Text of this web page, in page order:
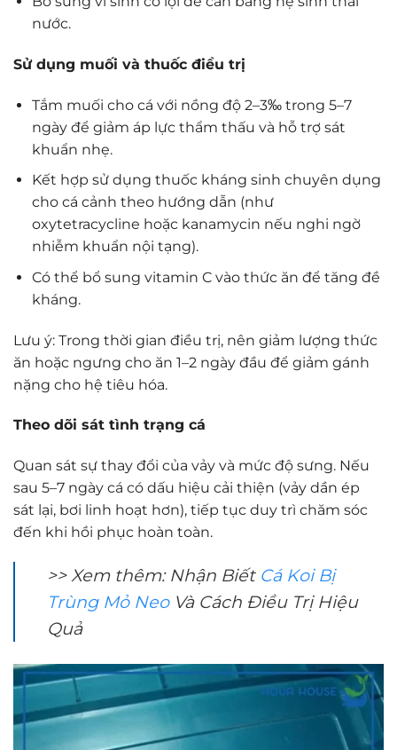
nước.
Sử dụng muối và thuốc điều trị
Tắm muối cho cá với nồng độ 2–3‰ trong 5–7
ngày để giảm áp lực thẩm thấu và hỗ trợ sát
khuẩn nhẹ.
Kết hợp sử dụng thuốc kháng sinh chuyên dụng
cho cá cảnh theo hướng dẫn (như
oxytetracycline hoặc kanamycin nếu nghi ngờ
nhiễm khuẩn nội tạng).
Có thể bổ sung vitamin C vào thức ăn để tăng đề
kháng.
Lưu ý: Trong thời gian điều trị, nên giảm lượng thức
ăn hoặc ngưng cho ăn 1–2 ngày đầu để giảm gánh
nặng cho hệ tiêu hóa.
Theo dõi sát tình trạng cá
Quan sát sự thay đổi của vảy và mức độ sưng. Nếu
sau 5–7 ngày cá có dấu hiệu cải thiện (vảy dần ép
sát lại, bơi linh hoạt hơn), tiếp tục duy trì chăm sóc
đến khi hồi phục hoàn toàn.
>> Xem thêm: Nhận Biết Cá Koi Bị
Trùng Mỏ NeoVà Cách Điều Trị Hiệu
Quả